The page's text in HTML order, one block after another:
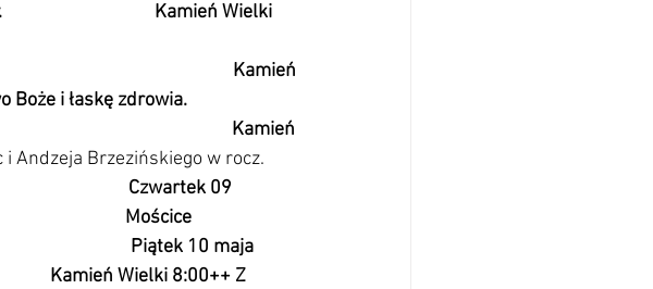
Kamień Wielki
Kamień
Boże i łaskę zdrowia.
Kamień
Andzeja Brzezińskiego w rocz.
09
Mościce
Piątek 10 maja
Z